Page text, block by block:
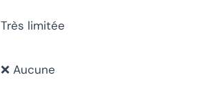
Très limitée
❌ Aucune